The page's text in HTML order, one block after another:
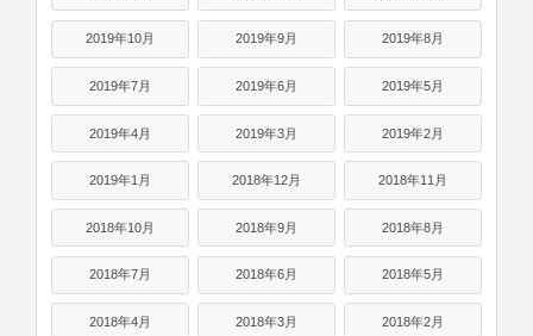
2019年10月 2019年9月 2019年8月
2019年7月 2019年6月 2019年5月
2019年4月 2019年3月 2019年2月
2019年1月 2018年12月 2018年11月
2018年10月 2018年9月 2018年8月
2018年7月 2018年6月 2018年5月
2018年4月 2018年3月 2018年2月